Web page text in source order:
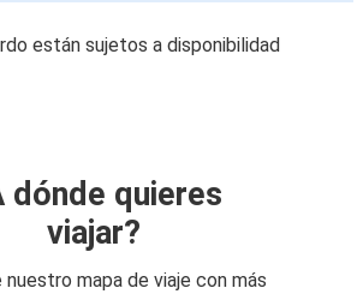
están sujetos a disponibilidad
dónde quieres
viajar?
nuestro mapa de viaje con más